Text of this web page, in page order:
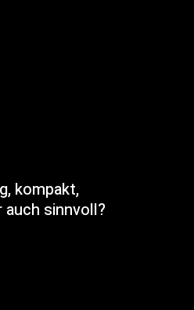
kompakt,
sinnvoll?